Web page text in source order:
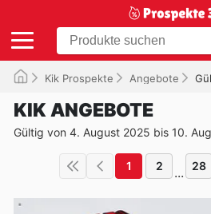
Kik Prospekte Angebote
KIK ANGEBOTE
Gültig von 4. August 2025 bis 10.
1 2 ... 28